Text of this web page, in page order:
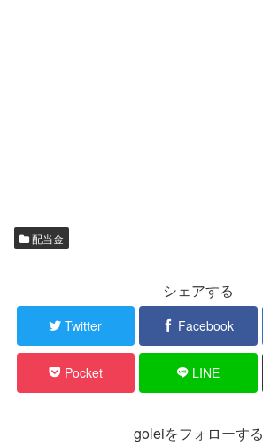
配当金
シェアする
Twitter Facebook
Pocket LINE
goleiをフォローする